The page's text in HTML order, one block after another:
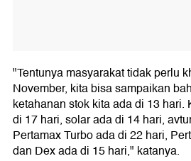
"Tentunya masyarakat tidak perlu
November, kita bisa sampaikan
ketahanan stok kita ada di 13
di 17 hari, solar ada di 14 hari,
Pertamax Turbo ada di 22 hari,
dan Dex ada di 15 hari," katanya.